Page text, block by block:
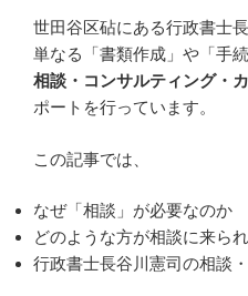
世田谷区砧にある行政書士
単なる「書類作成」や「手
相談・コンサルティング・
ポートを行っています。
この記事では、
なぜ「相談」が必要なのか
どのような方が相談に来ら
行政書士長谷川憲司の相談